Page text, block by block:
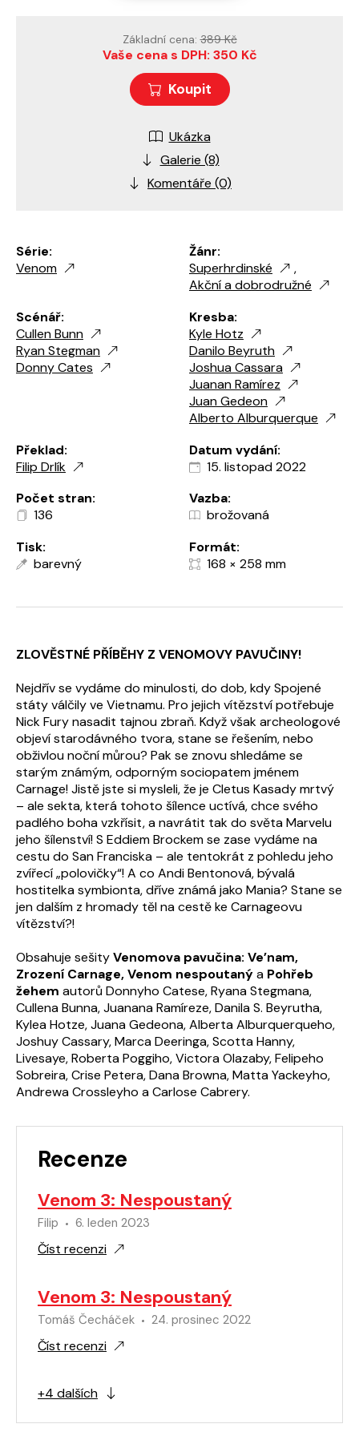
Série:
Venom
Žánr:
Superhrdinské
,
Akční a dobrodružné
Scénář:
Cullen Bunn
Ryan Stegman
Donny Cates
Kresba:
Kyle Hotz
Danilo Beyruth
Joshua Cassara
Juanan Ramírez
Juan Gedeon
Alberto Alburquerque
Překlad:
Filip Drlík
Datum vydání:
15. listopad 2022
Počet stran:
136
Vazba:
brožovaná
Tisk:
barevný
Formát:
168 × 258 mm
Základní cena:389 Kč
Vaše cena s DPH: 350 Kč
Koupit
Ukázka
Galerie (8)
Komentáře (0)
ZLOVĚSTNÉ PŘÍBĚHY Z VENOMOVY PAVUČINY!
Nejdřív se vydáme do minulosti, do dob, kdy Spojené
státy válčily ve Vietnamu. Pro jejich vítězství potřebuje
Nick Fury nasadit tajnou zbraň. Když však archeologové
objeví starodávného tvora, stane se řešením, nebo
obživlou noční můrou? Pak se znovu shledáme se
starým známým, odporným sociopatem jménem
Carnage! Jistě jste si mysleli, že je Cletus Kasady mrtvý
– ale sekta, která tohoto šílence uctívá, chce svého
padlého boha vzkřísit, a navrátit tak do světa Marvelu
jeho šílenství! S Eddiem Brockem se zase vydáme na
cestu do San Franciska – ale tentokrát z pohledu jeho
zvířecí „polovičky“! A co Andi Bentonová, bývalá
hostitelka symbionta, dříve známá jako Mania? Stane se
jen dalším z hromady těl na cestě ke Carnageovu
vítězství?!
Obsahuje sešityVenomova pavučina: Ve’nam,
Zrození Carnage, Venom nespoutanýa Pohřeb
žehem autorů Donnyho Catese, Ryana Stegmana,
Cullena Bunna, Juanana Ramíreze, Danila S. Beyrutha,
Kylea Hotze, Juana Gedeona, Alberta Alburquerqueho,
Joshuy Cassary, Marca Deeringa, Scotta Hanny,
Livesaye, Roberta Poggiho, Victora Olazaby, Felipeho
Sobreira, Crise Petera, Dana Browna, Matta Yackeyho,
Andrewa Crossleyho a Carlose Cabrery.
Recenze
Venom 3: Nespoustaný
Filip 6. leden 2023
Číst recenzi
Venom 3: Nespoustaný
Tomáš Čecháček 24. prosinec 2022
Číst recenzi
+4 dalších